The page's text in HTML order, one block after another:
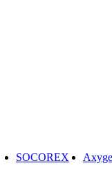
SOCOREX